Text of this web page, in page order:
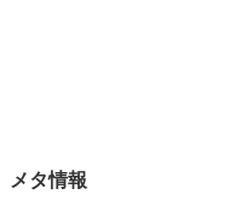
メタ情報